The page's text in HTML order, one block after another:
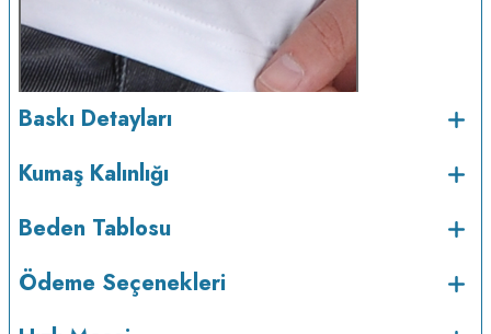
Baskı Detayları
Kumaş Kalınlığı
Beden Tablosu
Ödeme Seçenekleri